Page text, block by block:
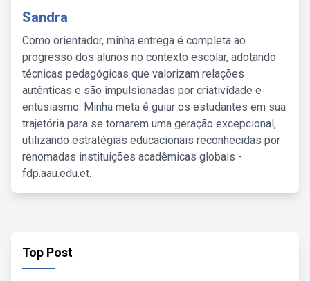
Sandra
Como orientador, minha entrega é completa ao
progresso dos alunos no contexto escolar, adotando
técnicas pedagógicas que valorizam relações
autênticas e são impulsionadas por criatividade e
entusiasmo. Minha meta é guiar os estudantes em sua
trajetória para se tornarem uma geração excepcional,
utilizando estratégias educacionais reconhecidas por
renomadas instituições acadêmicas globais -
fdp.aau.edu.et.
Top Post